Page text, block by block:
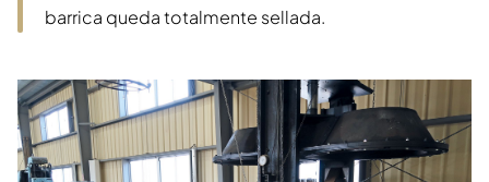
barrica queda totalmente sellada.